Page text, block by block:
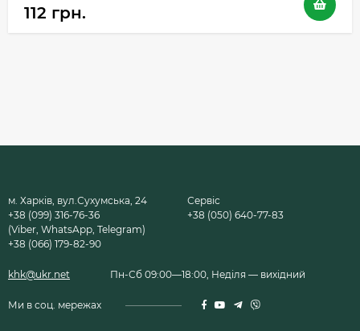
112 грн.
м. Харків, вул.Сухумська, 24
+38 (099) 316-76-36
(Viber, WhatsApp, Telegram)
+38 (066) 179-82-90
Сервіс
+38 (050) 640-77-83
khk@ukr.net Пн-Сб 09:00—18:00, Неділя — вихідний
Ми в соц. мережах